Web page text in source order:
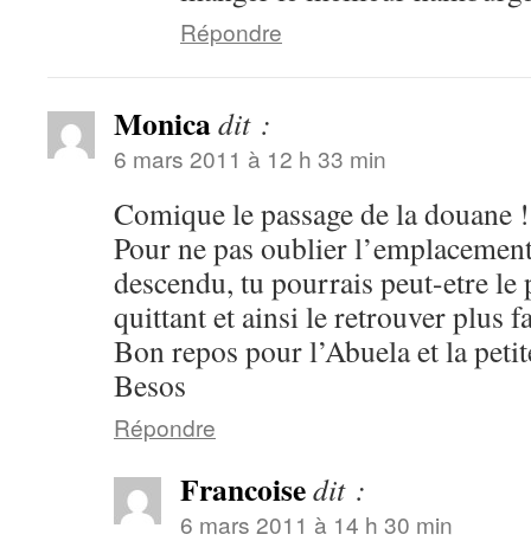
Répondre
Monicadit :
6 mars 2011 à 12 h 33 min
Comique le passage de la douane !
Pour ne pas oublier
descendu, tu pourrais peut-etre
quittant et ainsi le retrouver plus
Bon repos pour l’Abuela et la
Besos
Répondre
Francoisedit :
6 mars 2011 à 14 h 30 min